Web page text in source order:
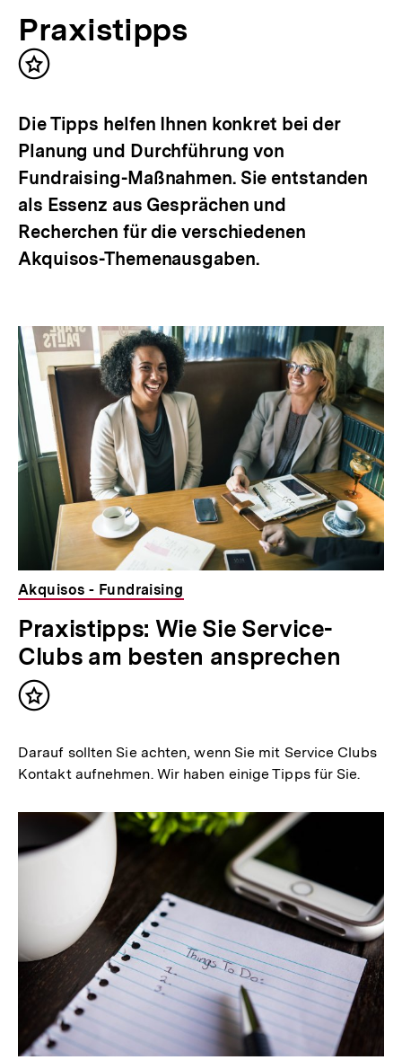
Praxistipps
Inhalt
Die Tipps helfen Ihnen konkret bei der
Planung und Durchführung von
Fundraising-Maßnahmen. Sie entstanden
als Essenz aus Gesprächen und
Recherchen für die verschiedenen
Akquisos-Themenausgaben.
Akquisos - Fundraising
Praxistipps: Wie Sie Service-
Clubs am besten ansprechen
Inhalt
Darauf sollten Sie achten, wenn Sie mit Service Clubs
Kontakt aufnehmen. Wir haben einige Tipps für Sie.